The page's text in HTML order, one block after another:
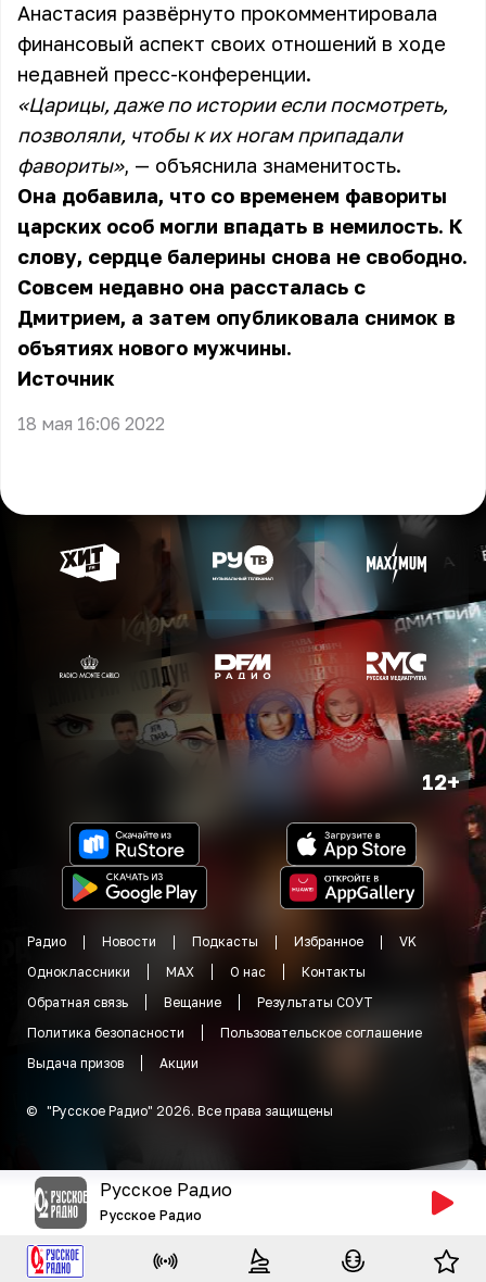
Анастасия развёрнуто прокомментировала
финансовый аспект своих отношений в ходе
недавней пресс-конференции.
«Царицы, даже по истории если посмотреть,
позволяли, чтобы к их ногам припадали
фавориты», — объяснила знаменитость.
Она добавила, что со временем фавориты
царских особ могли впадать в немилость. К
слову, сердце балерины снова не свободно.
Совсем недавно она рассталась с
Дмитрием, а затем опубликовала снимок в
объятиях нового мужчины.
Источник
18 мая 16:06 2022
12+
Радио Новости Подкасты Избранное
VK
Одноклассники
MAX О нас
Контакты
Обратная связь
Вещание
Результаты СОУТ
Политика безопасности
Пользовательское соглашение
Выдача призов
Акции
© "Русское Радио" 2026. Все права защищены
Русское Радио
Русское Радио